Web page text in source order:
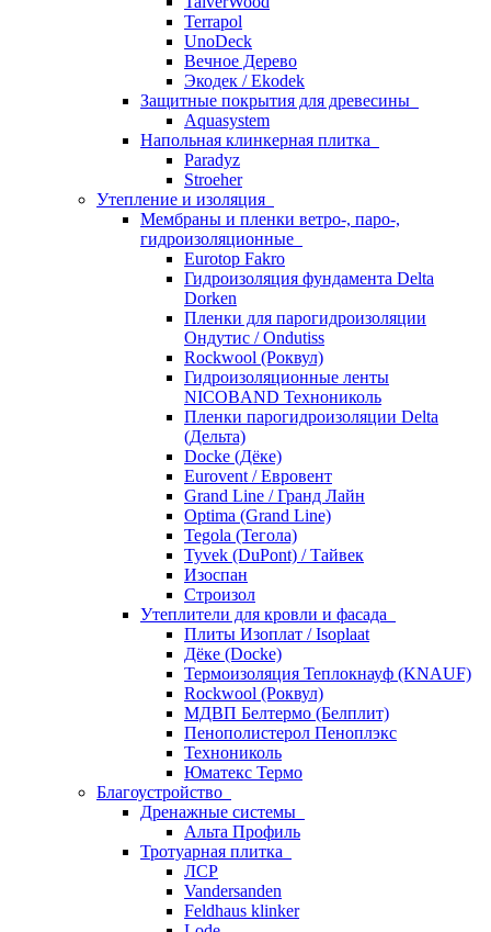
Terrapol
UnoDeck
Вечное Дерево
Экодек / Ekodek
Защитные покрытия для древесины
Aquasystem
Напольная клинкерная плитка
Paradyz
Stroeher
Утепление и изоляция
Мембраны и пленки ветро-, паро-,
гидроизоляционные
Eurotop Fakro
Гидроизоляция фундамента Delta
Dorken
Пленки для парогидроизоляции
Ондутис / Ondutiss
Rockwool (Роквул)
Гидроизоляционные ленты
NICOBAND Технониколь
Пленки парогидроизоляции Delta
(Дельта)
Docke (Дёке)
Eurovent / Евровент
Grand Line / Гранд Лайн
Optima (Grand Line)
Tegola (Тегола)
Tyvek (DuPont) / Тайвек
Изоспан
Строизол
Утеплители для кровли и фасада
Плиты Изоплат / Isoplaat
Дёке (Docke)
Термоизоляция Теплокнауф (KNAUF)
Rockwool (Роквул)
МДВП Белтермо (Белплит)
Пенополистерол Пеноплэкс
Технониколь
Юматекс Термо
Благоустройство
Дренажные системы
Альта Профиль
Тротуарная плитка
ЛСР
Vandersanden
Feldhaus klinker